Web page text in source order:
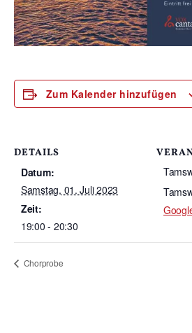
Zum Kalender hinzufügen
DETAILS
Datum:
Samstag, 01. Juli 2023
Zeit:
19:00 - 20:30
Chorprobe